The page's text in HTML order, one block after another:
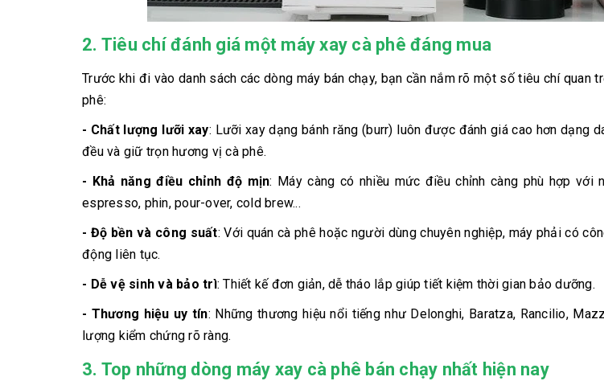
2. Tiêu chí đánh giá một máy xay cà phê đáng mua
Trước khi đi vào danh sách các dòng máy bán chạy, bạn cần nắm rõ một số tiêu chí quan
phê:
- Chất lượng lưỡi xay: Lưỡi xay dạng bánh răng (burr) luôn được đánh giá cao hơn dạng
đều và giữ trọn hương vị cà phê.
- Khả năng điều chỉnh độ mịn: Máy càng có nhiều mức điều chỉnh càng phù hợp với
espresso, phin, pour-over, cold brew...
- Độ bền và công suất: Với quán cà phê hoặc người dùng chuyên nghiệp, máy phải có
động liên tục.
- Dễ vệ sinh và bảo trì: Thiết kế đơn giản, dễ tháo lắp giúp tiết kiệm thời gian bảo dưỡng.
- Thương hiệu uy tín: Những thương hiệu nổi tiếng như Delonghi, Baratza, Rancilio,
lượng kiểm chứng rõ ràng.
3. Top những dòng máy xay cà phê bán chạy nhất hiện nay